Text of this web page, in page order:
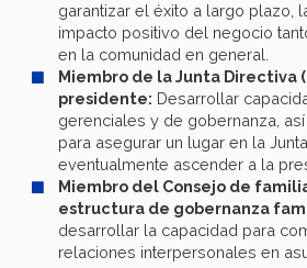
garantizar el éxito a largo plazo,
impacto positivo del negocio
en la comunidad en general.
Miembro de la Junta Directiva
presidente: Desarrollar
gerenciales y de gobernanza,
para asegurar un lugar en la
eventualmente ascender a la
Miembro del Consejo de
estructura de gobernanza
desarrollar la capacidad para
relaciones interpersonales en